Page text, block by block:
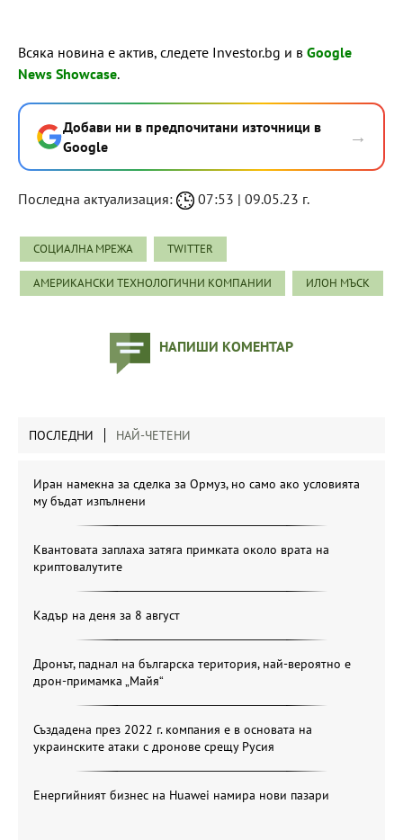
Всяка новина е актив, следете Investor.bg и в Google
News Showcase.
Добави ни в предпочитани източници в
Google
→
Последна актуализация: 07:53 | 09.05.23 г.
СОЦИАЛНА МРЕЖА TWITTER
АМЕРИКАНСКИ ТЕХНОЛОГИЧНИ КОМПАНИИ ИЛОН МЪСК
НАПИШИ КОМЕНТАР
ПОСЛЕДНИ НАЙ-ЧЕТЕНИ
Иран намекна за сделка за Ормуз, но само ако условията
му бъдат изпълнени
Квантовата заплаха затяга примката около врата на
криптовалутите
Кадър на деня за 8 август
Дронът, паднал на българска територия, най-вероятно е
дрон-примамка „Майя“
Създадена през 2022 г. компания е в основата на
украинските атаки с дронове срещу Русия
Енергийният бизнес на Huawei намира нови пазари